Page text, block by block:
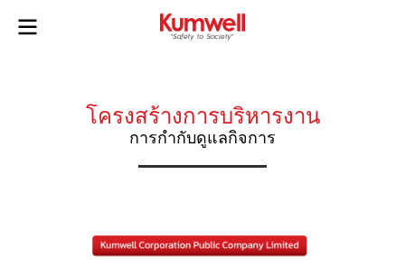
โครงสร้างการบริหารงาน
การกำกับดูแลกิจการ